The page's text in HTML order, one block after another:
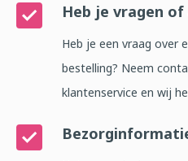
Heb je vragen of
Heb je een vraag over
bestelling? Neem
klantenservice en wij